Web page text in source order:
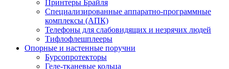
Принтеры Брайля
Специализированные аппаратно-программные
комплексы (АПК)
Телефоны для слабовидящих и незрячих людей
Тифлофлешплееры
Опорные и настенные поручни
Бурсопротекторы
Геле-тканевые кольца